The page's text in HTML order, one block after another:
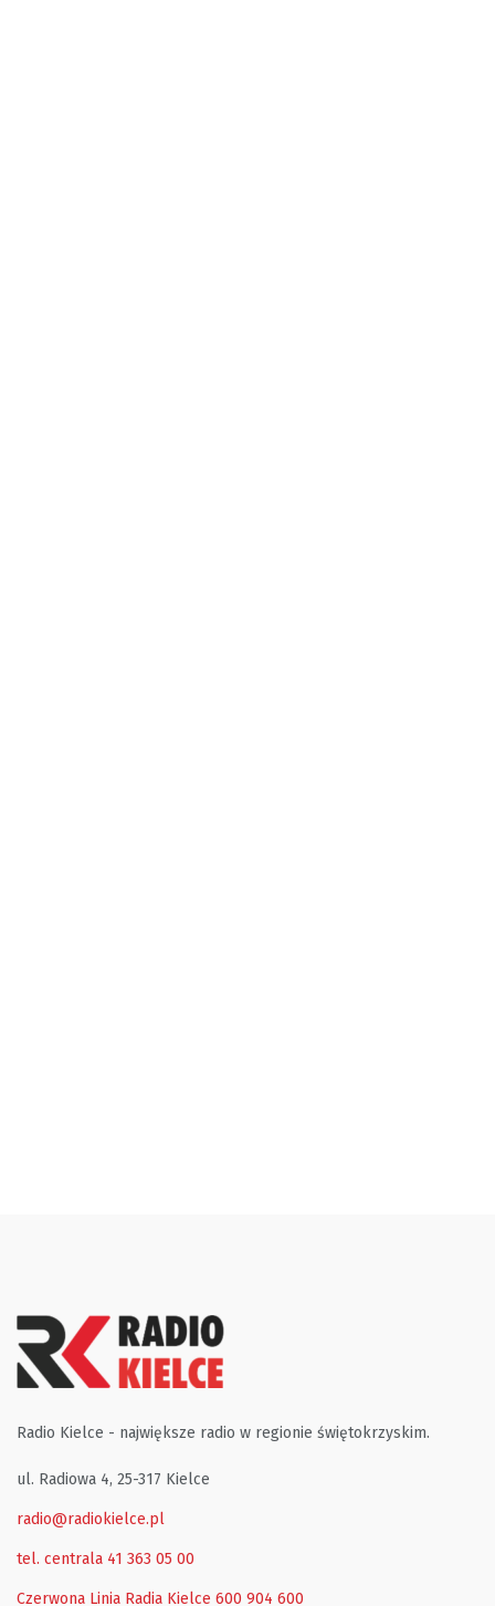
Radio Kielce - największe radio w regionie świętokrzyskim.
ul. Radiowa 4, 25-317 Kielce
radio@radiokielce.pl
tel. centrala 41 363 05 00
Czerwona Linia Radia Kielce 600 904 600